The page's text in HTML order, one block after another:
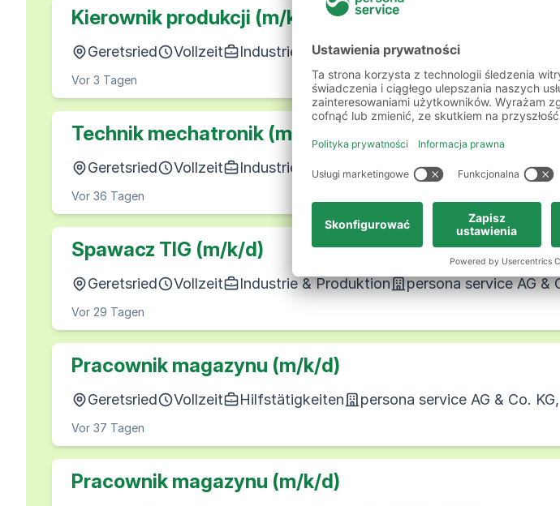
Kierownik produkcji (m/k/d)
Geretsried Vollzeit Industrie & Produktion persona service AG &
Vor 3 Tagen
Technik mechatronik (m/k/d)
Geretsried Vollzeit Industrie & Produktion persona service AG &
Vor 36 Tagen
Spawacz TIG (m/k/d)
Geretsried Vollzeit Industrie & Produktion persona service AG &
Vor 29 Tagen
Pracownik magazynu (m/k/d)
Geretsried Vollzeit Hilfstätigkeiten persona service AG & Co.
Vor 37 Tagen
Pracownik magazynu (m/k/d)